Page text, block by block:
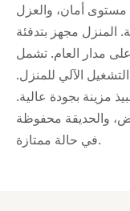
مستوى أمان، والعزل
المنزل مجهز بتدفئة
مدار العام. تشمل
الآلي للمنزل.
مزينة بجودة عالية.
والحديقة محفوظة
في حالة ممتازة.